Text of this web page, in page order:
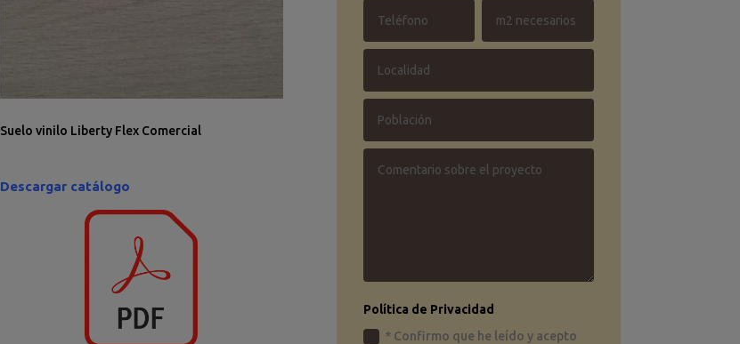
Suelo vinilo Liberty Flex Comercial
Descargar catálogo
Política de Privacidad
* Confirmo que he leído y acepto